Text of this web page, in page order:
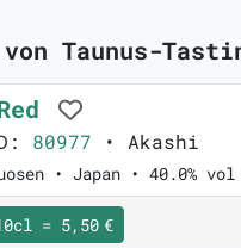
Taunus-
80977 • Akashi
• Japan • 40.0% vol
= 5,50 €